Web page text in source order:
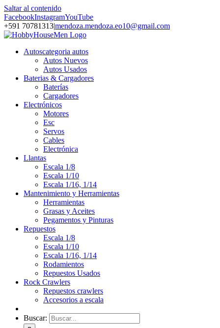
Saltar al contenido
FacebookInstagramYouTube
+591 70781313|mendoza.mendoza.eo10@gmail.com
Autoscategoria autos
Autos Nuevos
Autos Usados
Baterias & Cargadores
Baterías
Cargadores
Electrónicos
Motores
Esc
Servos
Cables
Electrónica
Llantas
Escala 1/8
Escala 1/10
Escala 1/16, 1/14
Mantenimiento y Herramientas
Herramientas
Grasas y Aceites
Pegamentos y Pinturas
Repuestos
Escala 1/8
Escala 1/10
Escala 1/16, 1/14
Rodamientos
Repuestos Usados
Rock Crawlers
Repuestos crawlers
Accesorios a escala
Buscar: